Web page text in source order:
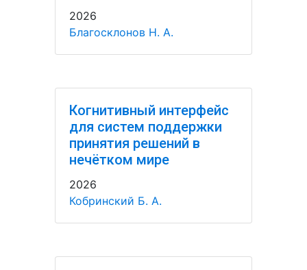
2026
Благосклонов Н. А.
Когнитивный интерфейс
для систем поддержки
принятия решений в
нечётком мире
2026
Кобринский Б. А.